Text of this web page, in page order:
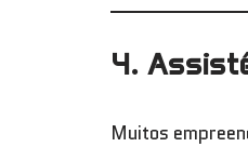
4.
Muitos